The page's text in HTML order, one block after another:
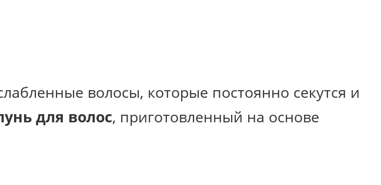
волосы, которые постоянно секутся и
для волос, приготовленный на основе